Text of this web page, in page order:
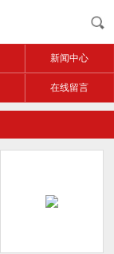
新闻中心
在线留言